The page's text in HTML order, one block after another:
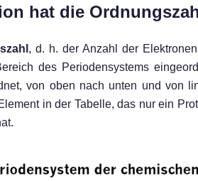
hat die
, d. h. der Anzahl der
des Periodensystems
von oben nach unten und von
in der Tabelle, das nur ein